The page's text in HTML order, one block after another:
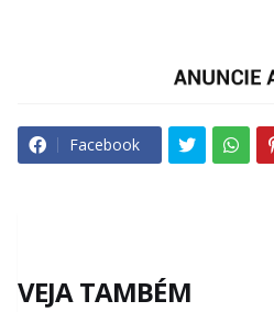
Facebook
VEJA TAMBÉM